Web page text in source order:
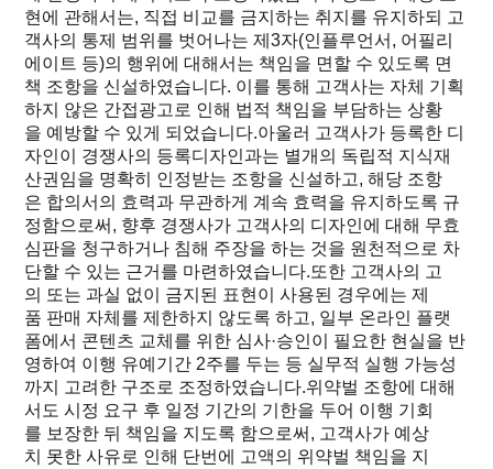
현에 관해서는, 직접 비교를 금지하는 취지를 유지하되 고
객사의 통제 범위를 벗어나는 제3자(인플루언서, 어필리
에이트 등)의 행위에 대해서는 책임을 면할 수 있도록 면
책 조항을 신설하였습니다. 이를 통해 고객사는 자체 기획
하지 않은 간접광고로 인해 법적 책임을 부담하는 상황
을 예방할 수 있게 되었습니다.아울러 고객사가 등록한 디
자인이 경쟁사의 등록디자인과는 별개의 독립적 지식재
산권임을 명확히 인정받는 조항을 신설하고, 해당 조항
은 합의서의 효력과 무관하게 계속 효력을 유지하도록 규
정함으로써, 향후 경쟁사가 고객사의 디자인에 대해 무효
심판을 청구하거나 침해 주장을 하는 것을 원천적으로 차
단할 수 있는 근거를 마련하였습니다.또한 고객사의 고
의 또는 과실 없이 금지된 표현이 사용된 경우에는 제
품 판매 자체를 제한하지 않도록 하고, 일부 온라인 플랫
폼에서 콘텐츠 교체를 위한 심사·승인이 필요한 현실을 반
영하여 이행 유예기간 2주를 두는 등 실무적 실행 가능성
까지 고려한 구조로 조정하였습니다.위약벌 조항에 대해
서도 시정 요구 후 일정 기간의 기한을 두어 이행 기회
를 보장한 뒤 책임을 지도록 함으로써, 고객사가 예상
치 못한 사유로 인해 단번에 고액의 위약벌 책임을 지